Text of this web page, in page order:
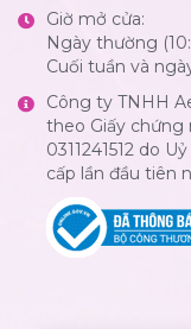
Giờ mở cửa:
Ngày thường
Cuối tuần và
Công ty TNHH
theo Giấy chứng
0311241512 do
cấp lần đầu tiên